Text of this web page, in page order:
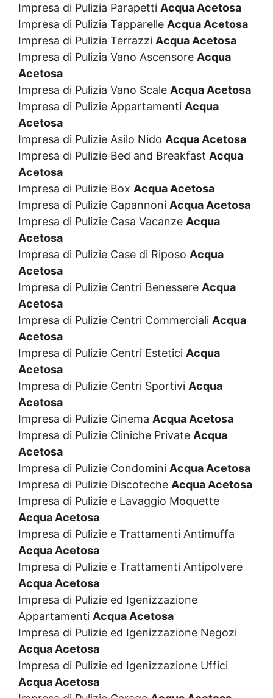
Impresa di Pulizia Parapetti Acqua Acetosa
Impresa di Pulizia Tapparelle Acqua Acetosa
Impresa di Pulizia Terrazzi Acqua Acetosa
Impresa di Pulizia Vano Ascensore Acqua
Acetosa
Impresa di Pulizia Vano Scale Acqua Acetosa
Impresa di Pulizie Appartamenti Acqua
Acetosa
Impresa di Pulizie Asilo Nido Acqua Acetosa
Impresa di Pulizie Bed and Breakfast Acqua
Acetosa
Impresa di Pulizie Box Acqua Acetosa
Impresa di Pulizie Capannoni Acqua Acetosa
Impresa di Pulizie Casa Vacanze Acqua
Acetosa
Impresa di Pulizie Case di Riposo Acqua
Acetosa
Impresa di Pulizie Centri Benessere Acqua
Acetosa
Impresa di Pulizie Centri Commerciali Acqua
Acetosa
Impresa di Pulizie Centri Estetici Acqua
Acetosa
Impresa di Pulizie Centri Sportivi Acqua
Acetosa
Impresa di Pulizie Cinema Acqua Acetosa
Impresa di Pulizie Cliniche Private Acqua
Acetosa
Impresa di Pulizie Condomini Acqua Acetosa
Impresa di Pulizie Discoteche Acqua Acetosa
Impresa di Pulizie e Lavaggio Moquette
Acqua Acetosa
Impresa di Pulizie e Trattamenti Antimuffa
Acqua Acetosa
Impresa di Pulizie e Trattamenti Antipolvere
Acqua Acetosa
Impresa di Pulizie ed Igenizzazione
Appartamenti Acqua Acetosa
Impresa di Pulizie ed Igenizzazione Negozi
Acqua Acetosa
Impresa di Pulizie ed Igenizzazione Uffici
Acqua Acetosa